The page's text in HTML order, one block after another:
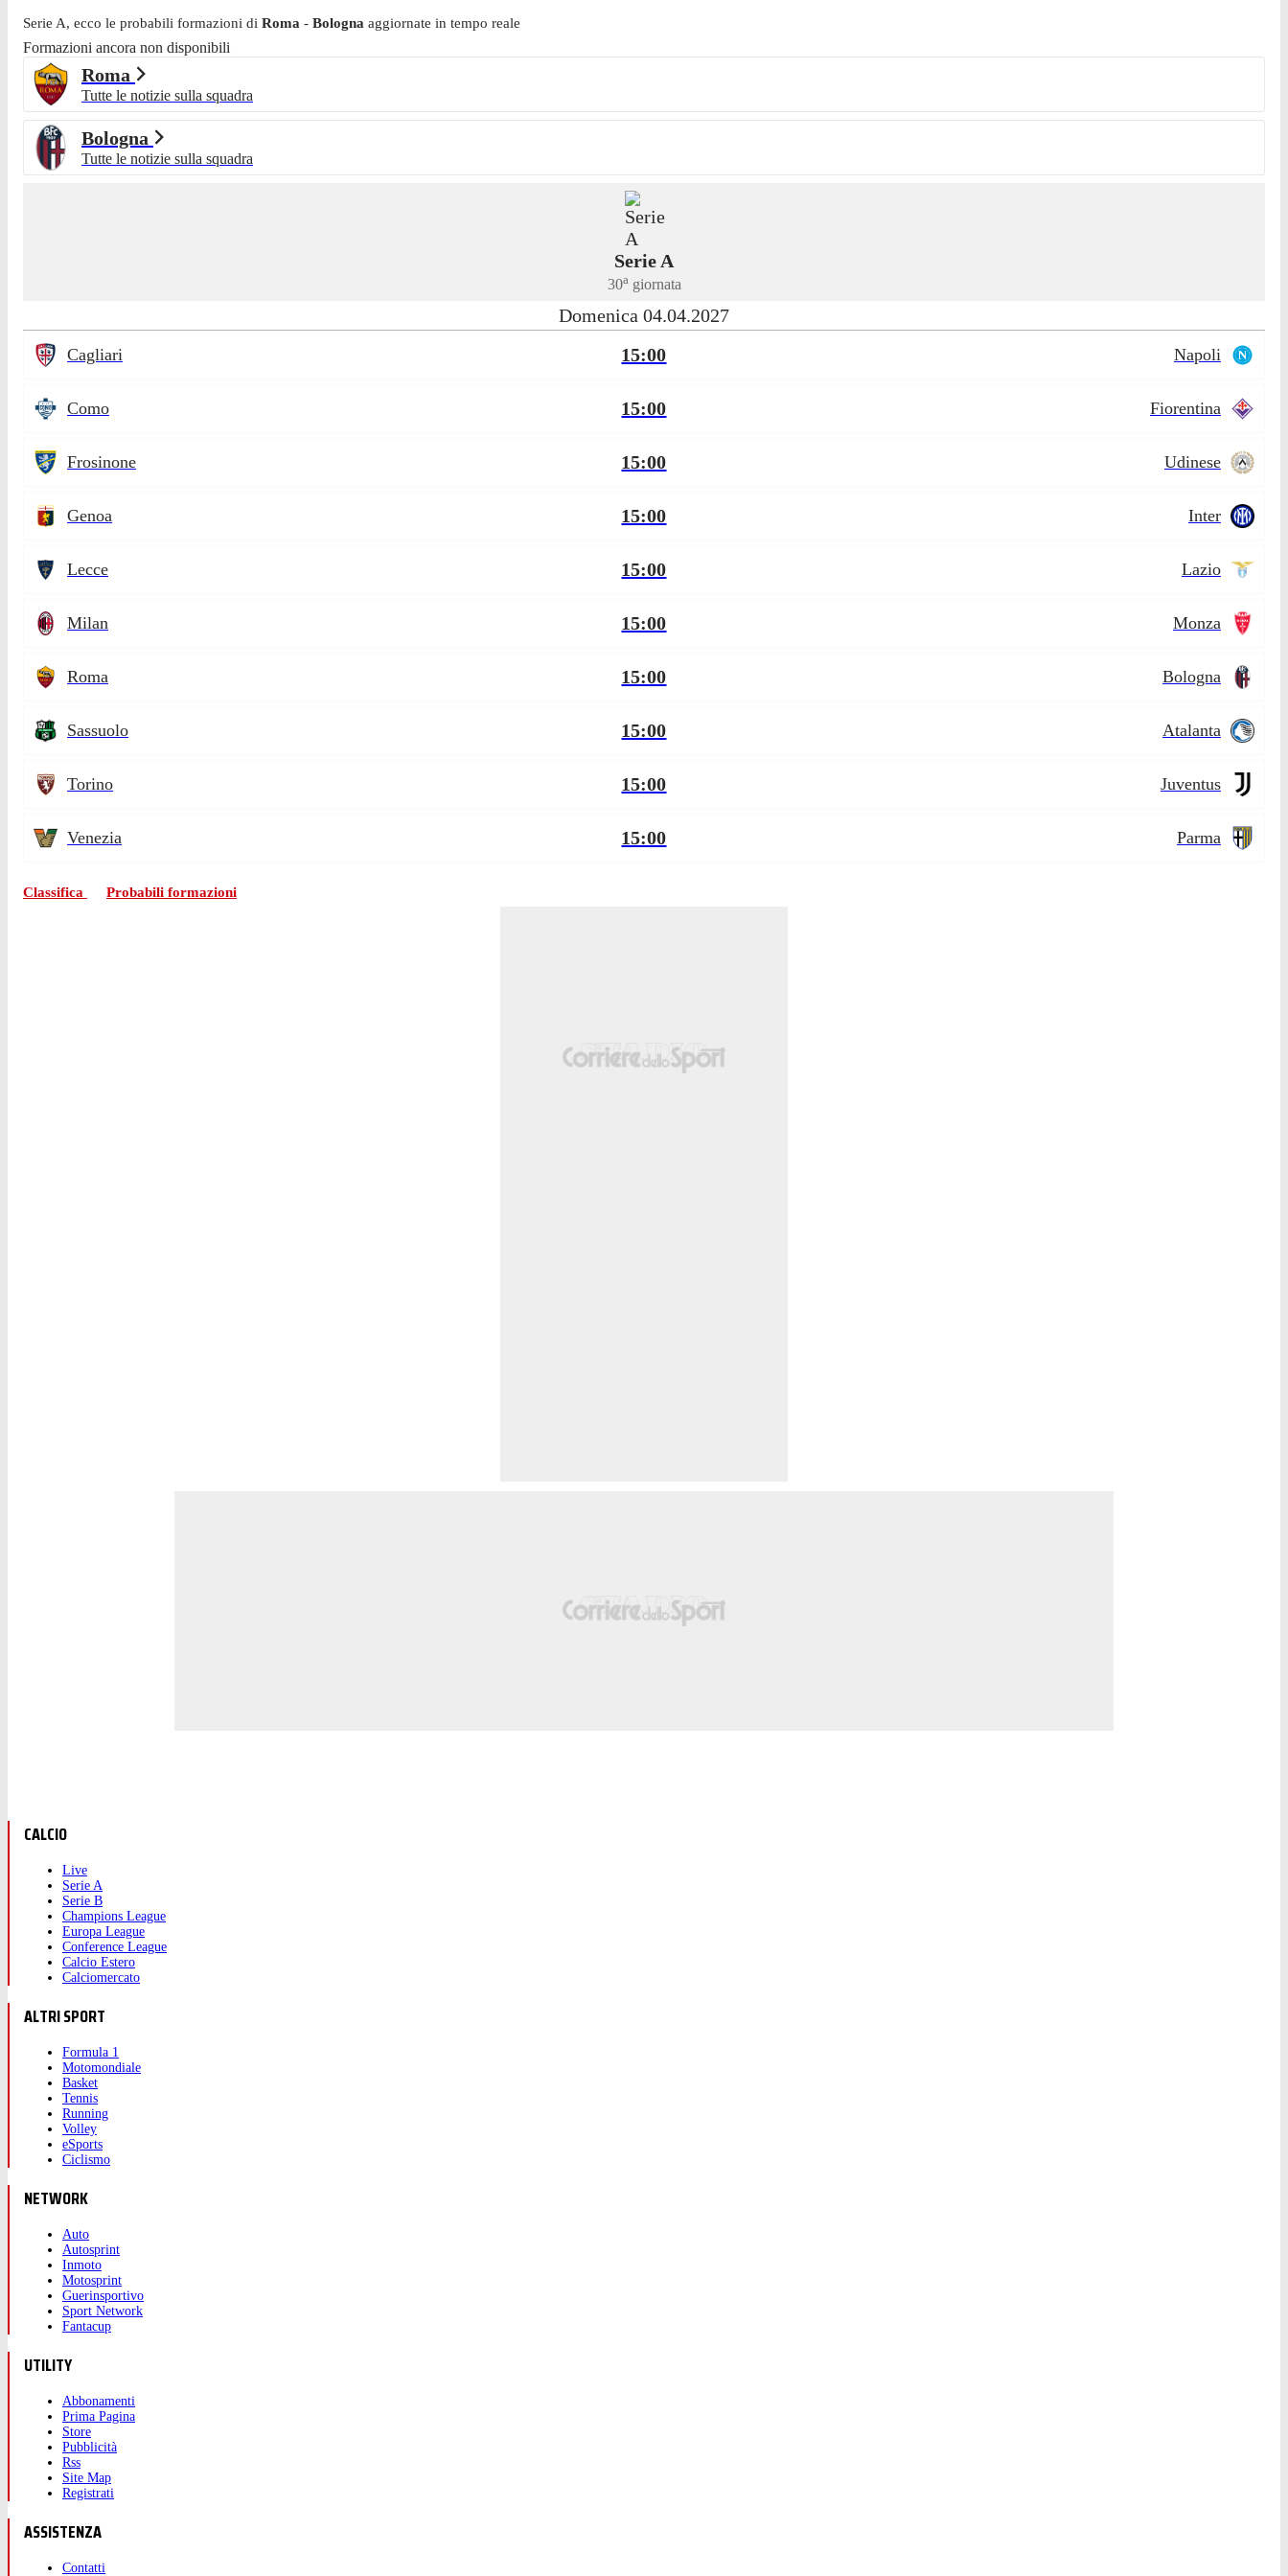
Serie A, ecco le probabili formazioni di Roma - Bologna aggiornate in tempo reale
Formazioni ancora non disponibili
Roma
Tutte le notizie sulla squadra
Bologna
Tutte le notizie sulla squadra
Serie A
30agiornata
Domenica 04.04.2027
Cagliari 15:00 Napoli
Como 15:00 Fiorentina
Frosinone 15:00 Udinese
Genoa 15:00 Inter
Lecce 15:00 Lazio
Milan 15:00 Monza
Roma 15:00 Bologna
Sassuolo 15:00 Atalanta
Torino 15:00 Juventus
Venezia 15:00 Parma
Classifica Probabili formazioni
CALCIO
Live
Serie A
Serie B
Champions League
Europa League
Conference League
Calcio Estero
Calciomercato
ALTRI SPORT
Formula 1
Motomondiale
Basket
Tennis
Running
Volley
eSports
Ciclismo
NETWORK
Auto
Autosprint
Inmoto
Motosprint
Guerinsportivo
Sport Network
Fantacup
UTILITY
Abbonamenti
Prima Pagina
Store
Pubblicità
Rss
Site Map
Registrati
ASSISTENZA
Contatti